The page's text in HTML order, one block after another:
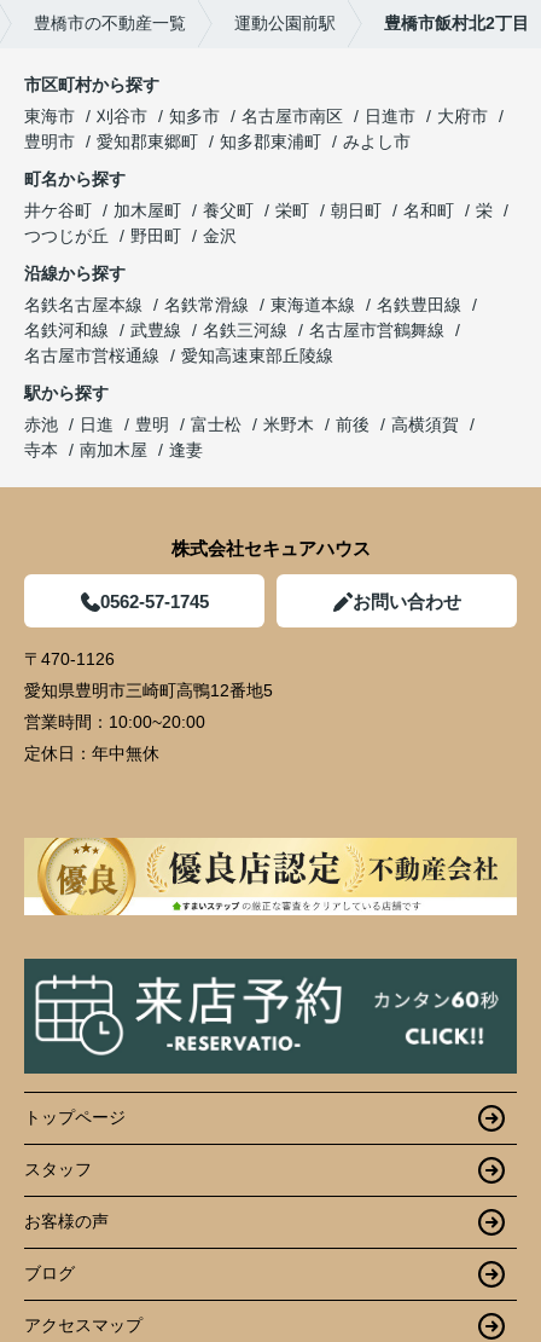
豊橋市の不動産一覧 運動公園前駅 豊橋市飯村北2丁目
市区町村から探す
東海市
刈谷市 知多市 名古屋市南区 日進市
大府市
豊明市
愛知郡東郷町 知多郡東浦町
みよし市
町名から探す
井ケ谷町
加木屋町 養父町 栄町 朝日町 名和町
栄
つつじが丘
野田町
金沢
沿線から探す
名鉄名古屋本線
名鉄常滑線 東海道本線
名鉄豊田線
名鉄河和線
武豊線 名鉄三河線
名古屋市営鶴舞線
名古屋市営桜通線
愛知高速東部丘陵線
駅から探す
赤池
日進 豊明 富士松 米野木 前後
高横須賀
寺本
南加木屋 逢妻
株式会社セキュアハウス
0562-57-1745 お問い合わせ
〒470-1126
愛知県豊明市三崎町高鴨12番地5
営業時間： 10:00~20:00
定休日： 年中無休
トップページ
スタッフ
お客様の声
ブログ
アクセスマップ